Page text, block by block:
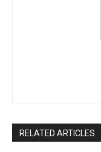
RELATED ARTICLES